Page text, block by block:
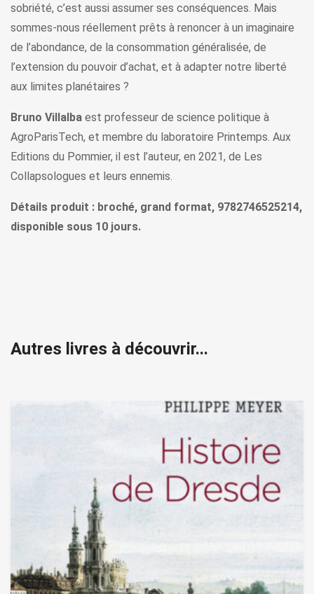
sobriété, c’est aussi assumer ses conséquences. Mais
sommes-nous réellement prêts à renoncer à un imaginaire
de l’abondance, de la consommation généralisée, de
l’extension du pouvoir d’achat, et à adapter notre liberté
aux limites planétaires ?
Bruno Villalba est professeur de science politique à
AgroParisTech, et membre du laboratoire Printemps. Aux
Editions du Pommier, il est l’auteur, en 2021, de Les
Collapsologues et leurs ennemis.
Détails produit : broché, grand format, 9782746525214,
disponible sous 10 jours.
Autres livres à découvrir...